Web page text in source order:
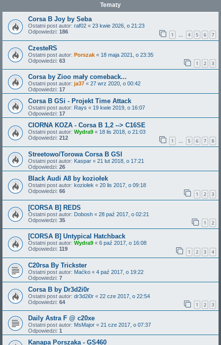
Tematy
Corsa B Joy by Seba
Ostatni post autor: raf02 « 23 kwie 2026, o 21:23
Odpowiedzi: 186 1 … 4 5 6 7
CzesteRS
Ostatni post autor: Porszak « 18 maja 2021, o 23:35
Odpowiedzi: 63 1 2 3
Corsa by Zioo mały comeback...
Ostatni post autor: ja37 « 27 wrz 2020, o 00:42
Odpowiedzi: 17
Corsa B GSi - Projekt Time Attack
Ostatni post autor: Rays « 19 kwie 2019, o 16:07
Odpowiedzi: 17
CIORNA KOZA - Corsa B 1,2 --> C16SE
Ostatni post autor: Wydra9 « 18 lis 2018, o 21:03
Odpowiedzi: 212 1 … 5 6 7 8
Streetowo/Torowa Corsa B GSI
Ostatni post autor: Kaspar « 21 lut 2018, o 17:21
Odpowiedzi: 26
Black Audi A8 by koziołek
Ostatni post autor: koziolek « 20 lis 2017, o 09:18
Odpowiedzi: 66 1 2 3
[CORSA B] REDS
Ostatni post autor: Dobosh « 28 paź 2017, o 02:21
Odpowiedzi: 35 1 2
[CORSA B] Untypical Hatchback
Ostatni post autor: Wydra9 « 6 paź 2017, o 16:08
Odpowiedzi: 119 1 2 3 4
C20rsa By Trickster
Ostatni post autor: Maćko « 4 paź 2017, o 19:22
Odpowiedzi: 7
Corsa B by Dr3d2i0r
Ostatni post autor: dr3d2i0r « 22 cze 2017, o 22:54
Odpowiedzi: 64 1 2 3
Daily Astra F @ c20xe
Ostatni post autor: MsMajor « 21 cze 2017, o 07:37
Odpowiedzi: 1
Kanapa Porszaka - GS460